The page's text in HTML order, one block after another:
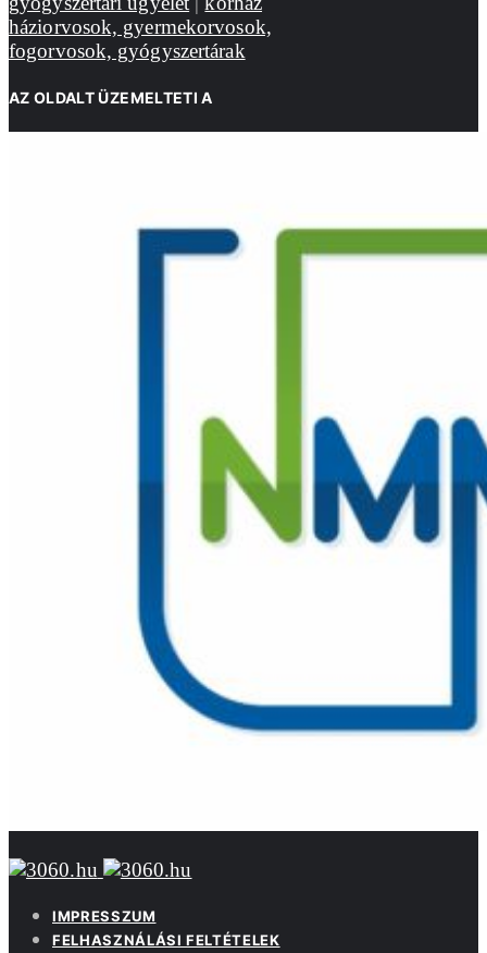
háziorvosok, gyermekorvosok,
fogorvosok, gyógyszertárak
AZ OLDALT ÜZEMELTETI A
IMPRESSZUM
FELHASZNÁLÁSI FELTÉTELEK